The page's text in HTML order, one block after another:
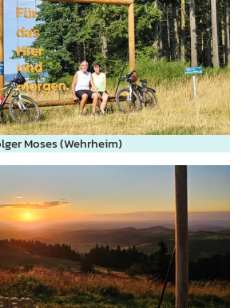
Moses (Wehrheim)